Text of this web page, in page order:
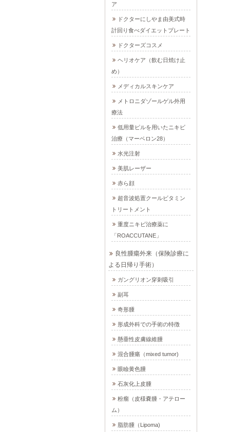
ア
ドクターにしやま由美式時
計回り食べダイエットプレート
ドクターズコスメ
ヘリオケア（飲む日焼け止
め）
メディカルスキンケア
メトロニダゾールゲル外用
療法
低用量ピルを用いたニキビ
治療（マーベロン28）
水光注射
美肌レーザー
赤ら顔
超音波処置クールビタミン
トリートメント
重度ニキビ治療薬に
「ROACCUTANE」
良性腫瘍外来（保険診療に
よる日帰り手術）
ガングリオン穿刺吸引
副耳
奇形腫
形成外科での手術の特徴
懸垂性皮膚線維腫
混合腫瘍（mixed tumor)
眼瞼黄色腫
石灰化上皮腫
粉瘤（皮様嚢腫・アテロー
ム）
脂肪腫（Lipoma)